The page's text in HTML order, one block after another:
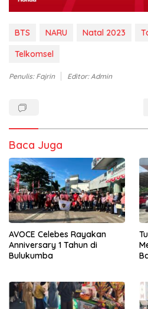
BTS NARU Natal 2023
Telkomsel
Penulis: Fajrin Editor: Admin
Baca Juga
AVOCE Celebes Rayakan
Anniversary 1 Tahun di
Bulukumba